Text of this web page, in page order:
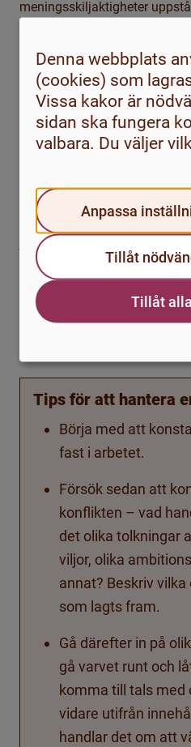
meningsskiljaktigheter
den på ett sakligt och icke-
kännas obekvämt och ovant
något som på olika sätt blivit
och det kräver en del mod.
möjligheten att komma
konstruktiv kritik eller lyfta
på jag-budskap är: ”Jag
jag skulle vilja att vi pratar
har försökt ta upp”. Det är
att säga: ”Det är ingen som
gruppen!”
Tips för att hantera
Börja med att
fast i arbetet.
Försök sedan att
konflikten – vad
det olika tolkningar
viljor, olika
annat? Beskriv
som lagts fram.
Gå därefter in på
gå varvet runt och
komma till tals med
vidare utifrån
handlar det om att
Denna webbplats
(cookies) som
Vissa kakor är
sidan ska fungera
valbara. Du väljer
Anpassa
Tillåt
Tillåt